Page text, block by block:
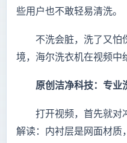
些用户也不敢轻易清洗。
不洗会脏，洗了又怕
境，海尔洗衣机在视频中
原创洁净科技：专业
打开视频，首先就对
解读：内衬层是网面材质